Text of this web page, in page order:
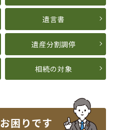
遺言書
遺産分割調停
相続の対象
お困りです